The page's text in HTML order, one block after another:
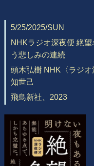
5/25/2025/SUN
NHKラジオ深夜便 絶
う悲しみの連続
頭木弘樹 NHK〈ラジ
知世己
飛鳥新社、2023